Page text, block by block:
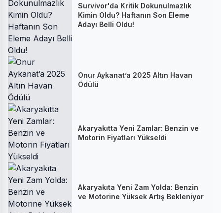
Survivor'da Kritik Dokunulmazlık
Kimin Oldu? Haftanın Son Eleme
Adayı Belli Oldu!
Onur Aykanat’a 2025 Altın Havan
Ödülü
Akaryakıtta Yeni Zamlar: Benzin ve
Motorin Fiyatları Yükseldi
Akaryakıta Yeni Zam Yolda: Benzin
ve Motorine Yüksek Artış Bekleniyor